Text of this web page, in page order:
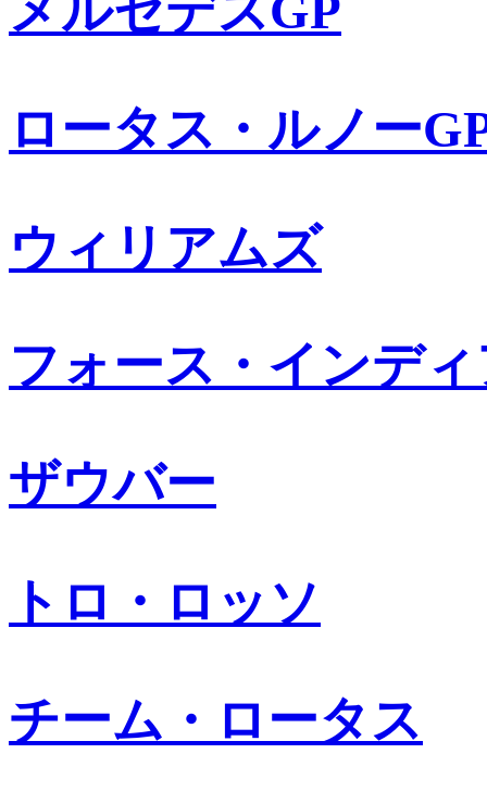
ロータス・ルノー
ウィリアムズ
フォース・インデ
ザウバー
トロ・ロッソ
チーム・ロータス